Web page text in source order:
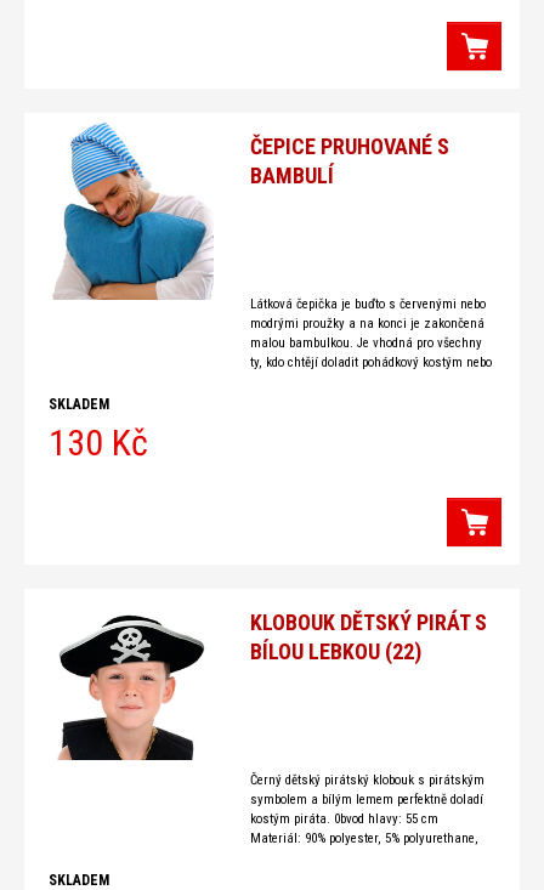
ČEPICE PRUHOVANÉ S
BAMBULÍ
Látková čepička je buďto s červenými nebo
modrými proužky a na konci je zakončená
malou bambulkou. Je vhodná pro všechny
ty, kdo chtějí doladit pohádkový kostým nebo
SKLADEM
130 Kč
KLOBOUK DĚTSKÝ PIRÁT S
BÍLOU LEBKOU (22)
Černý dětský pirátský klobouk s pirátským
symbolem a bílým lemem perfektně doladí
kostým piráta. 0bvod hlavy: 55 cm
Materiál: 90% polyester, 5% polyurethane,
SKLADEM